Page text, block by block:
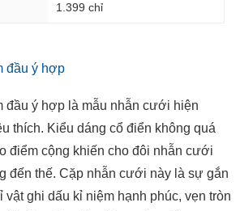
1.399 chỉ
đầu ý hợp
đầu ý hợp là mẫu nhẫn cưới hiện
thích. Kiểu dáng cổ điển không quá
điểm cộng khiến cho đôi nhẫn cưới
đến thế. Cặp nhẫn cưới này là sự gắn
vật ghi dấu kỉ niệm hạnh phúc, vẹn tròn